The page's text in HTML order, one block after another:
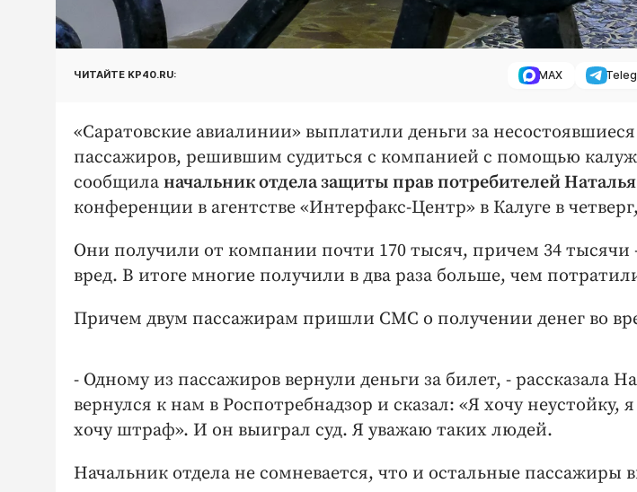
ЧИТАЙТЕ KP40.RU: MAX
«Саратовские авиалинии» выплатили деньги за
пассажиров, решившим судиться с компанией с помощью
сообщила начальник отдела защиты прав потребителей
конференции в агентстве «Интерфакс-Центр» в Калуге в
Они получили от компании почти 170 тысяч, причем 34
вред. В итоге многие получили в два раза больше, чем
Причем двум пассажирам пришли СМС о получении денег во
- Одному из пассажиров вернули деньги за билет, - рассказала
вернулся к нам в Роспотребнадзор и сказал: «Я хочу неустойку,
хочу штраф». И он выиграл суд. Я уважаю таких людей.
Начальник отдела не сомневается, что и остальные пассажиры